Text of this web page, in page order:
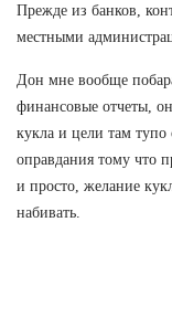
Прежде из банков,
местными
Дон мне вообще
финансовые отчеты,
кукла и цели там
оправдания тому что
и просто, желание
набивать.